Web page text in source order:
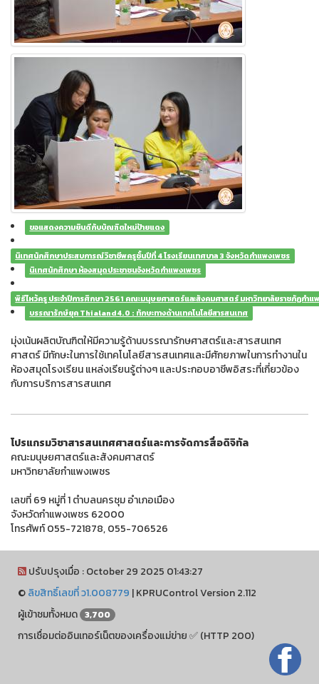
ขอแสดงความยินดีกับบัณฑิตใหม่ป้ายแดง
นิเทศนักศึกษาประสบการณ์วิชาชีพครูชั้นปีที่ 4 โรงเรียนเทศบาล 3 จังหวัดกำแพงเพชร
นิเทศนักศึกษา ห้องสมุดประชาชนจังหวัดกำแพงเพชร
พิธีไหว้ครู ประจำปีการศึกษา 2561 คณะมนุษยศาสตร์และสังคมศาสตร์ มหาวิทยาลัยราชภัฏกำแ
บรรณารักษ์ยุค Thialand4.0 : ทักษะทางด้านเทคโนโลยีสารสนเทศ
มุ่งเน้นผลิตบัณฑิตให้มีความรู้ด้านบรรณารักษศาสตร์และสารสนเทศ
ศาสตร์ มีทักษะในการใช้เทคโนโลยีสารสนเทศและมีศักยภาพในการทํางานใน
ห้องสมุดโรงเรียน แหล่งเรียนรู้ต่างๆ และประกอบอาชีพอิสระที่เกี่ยวข้อง
กับการบริการสารสนเทศ
โปรแกรมวิชาสารสนเทศศาสตร์และการจัดการสื่อดิจิทัล
คณะมนุษยศาสตร์และสังคมศาสตร์
มหาวิทยาลัยกำแพงเพชร
เลขที่ 69 หมู่ที่ 1 ตำบลนครชุม อำเภอเมือง
จังหวัดกำแพงเพชร 62000
โทรศัพท์ 055-721878, 055-706526
ปรับปรุงเมื่อ : October 29 2025 01:43:27
©ลิขสิทธิ์เลขที่ ว1.008779 |KPRUControl Version 2.112
ผู้เข้าชมทั้งหมด 3,700
การเชื่อมต่ออินเทอร์เน็ตของเครื่องแม่ข่าย ✅ (HTTP 200)